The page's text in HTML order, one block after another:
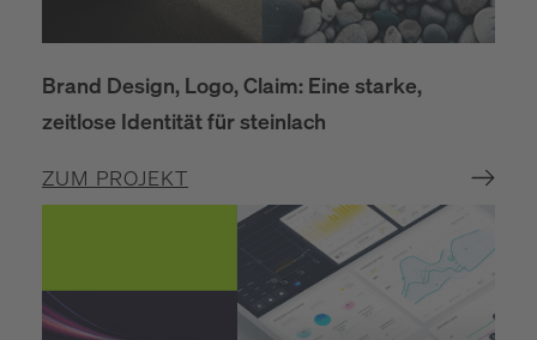
Brand Design, Logo, Claim: Eine starke,
zeitlose Identität für steinlach
ZUM PROJEKT